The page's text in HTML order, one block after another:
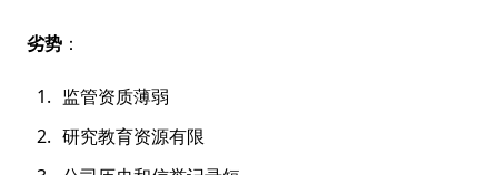
劣势 ：
监管资质薄弱
研究教育资源有限